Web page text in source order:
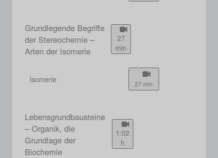
Grundlegende Begriffe
der Stereochemie –
Arten der Isomerie
27
min
Isomerie 27 min
Lebensgrundbausteine
– Organik, die
Grundlage der
Biochemie
1:02
h